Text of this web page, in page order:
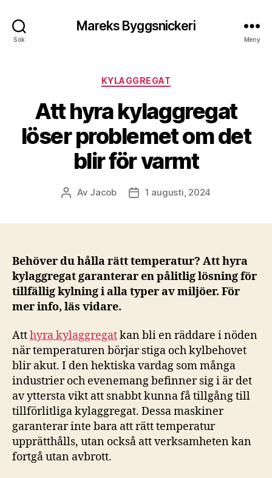
Sök
Mareks Byggsnickeri
Meny
Kategorier
KYLAGGREGAT
Att hyra kylaggregat
löser problemet om det
blir för varmt
Inläggsförfattare
Av Jacob Inläggsdatum
1 augusti, 2024
Behöver du hålla rätt temperatur? Att hyra
kylaggregat garanterar en pålitlig lösning för
tillfällig kylning i alla typer av miljöer. För
mer info, läs vidare.
Atthyra kylaggregatkan bli en räddare i nöden
när temperaturen börjar stiga och kylbehovet
blir akut. I den hektiska vardag som många
industrier och evenemang befinner sig i är det
av yttersta vikt att snabbt kunna få tillgång till
tillförlitliga kylaggregat. Dessa maskiner
garanterar inte bara att rätt temperatur
upprätthålls, utan också att verksamheten kan
fortgå utan avbrott.